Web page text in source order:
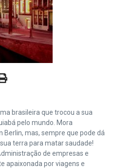
brasileira que trocou a sua
pelo mundo. Mora
Berlin, mas, sempre que pode dá
terra para matar saudade!
de empresas e
apaixonada por viagens e